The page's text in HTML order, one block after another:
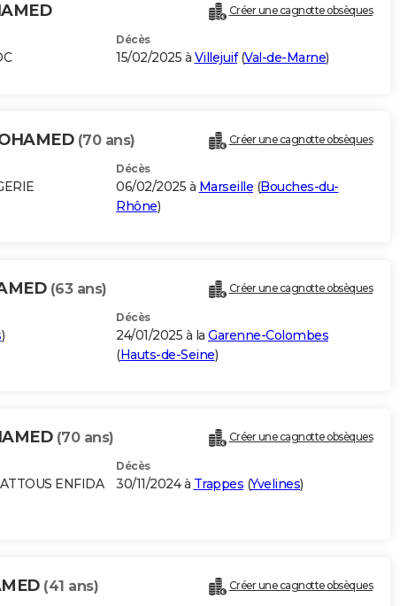
Créer une cagnotte obsèques
Décès
15/02/2025 à Villejuif(Val-de-Marne)
(70 ans) Créer une cagnotte obsèques
Décès
06/02/2025 à Marseille (Bouches-du-
Rhône)
(63 ans) Créer une cagnotte obsèques
)
Décès
24/01/2025 à la Garenne-Colombes
(Hauts-de-Seine)
(70 ans) Créer une cagnotte obsèques
ENFIDA
Décès
30/11/2024 à Trappes (Yvelines)
(41 ans) Créer une cagnotte obsèques